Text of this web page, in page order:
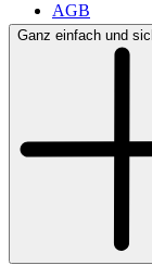
AGB
Bezahlung
Ganz einfach und